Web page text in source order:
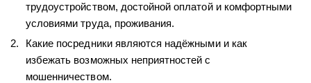
трудоустройством, достойнойоплатой и комфортными
условиями труда, проживания.
Какие посредники являются надёжными и как
избежать возможных неприятностей с
мошенничеством.